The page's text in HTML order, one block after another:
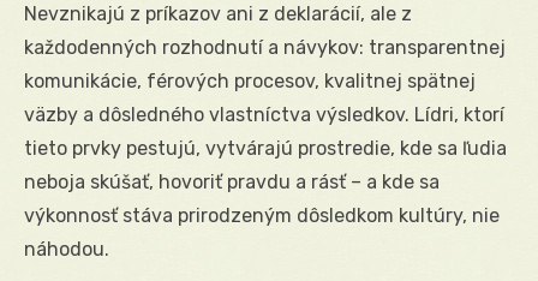
Nevznikajú z príkazov ani z deklarácií, ale z
každodenných rozhodnutí a návykov: transparentnej
komunikácie, férových procesov, kvalitnej spätnej
väzby a dôsledného vlastníctva výsledkov. Lídri, ktorí
tieto prvky pestujú, vytvárajú prostredie, kde sa ľudia
neboja skúšať, hovoriť pravdu a rásť – a kde sa
výkonnosť stáva prirodzeným dôsledkom kultúry, nie
náhodou.